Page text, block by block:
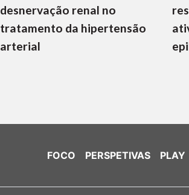
desnervação renal no
tratamento da hipertensão
arterial
FOCO PERSPETIVAS PLAY